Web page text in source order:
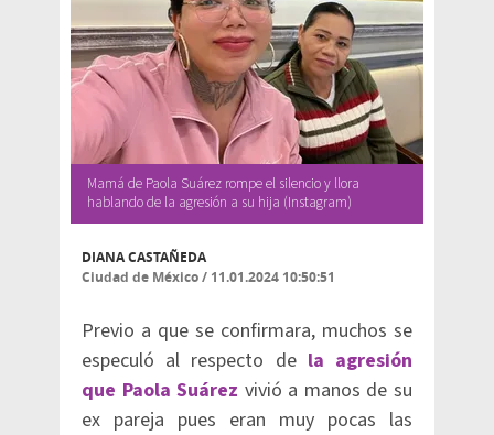
Mamá de Paola Suárez rompe el silencio y llora
hablando de la agresión a su hija (Instagram)
DIANA CASTAÑEDA
Ciudad de México/ 11.01.2024 10:50:51
Previo a que se confirmara, muchos se
especuló al respecto de la agresión
que Paola Suárez vivió a manos de su
ex pareja pues eran muy pocas las